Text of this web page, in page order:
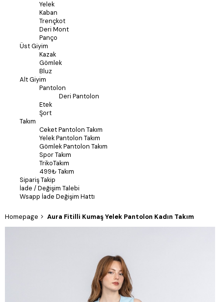
Yelek
Kaban
Trençkot
Deri Mont
Panço
Üst Giyim
Kazak
Gömlek
Bluz
Alt Giyim
Pantolon
Deri Pantolon
Etek
Şort
Takım
Ceket Pantolon Takım
Yelek Pantolon Takım
Gömlek Pantolon Takım
Spor Takım
TrikoTakım
499₺ Takım
Sipariş Takip
İade / Değişim Talebi
Wsapp İade Değişim Hattı
Homepage Aura Fitilli Kumaş Yelek Pantolon Kadın Takım